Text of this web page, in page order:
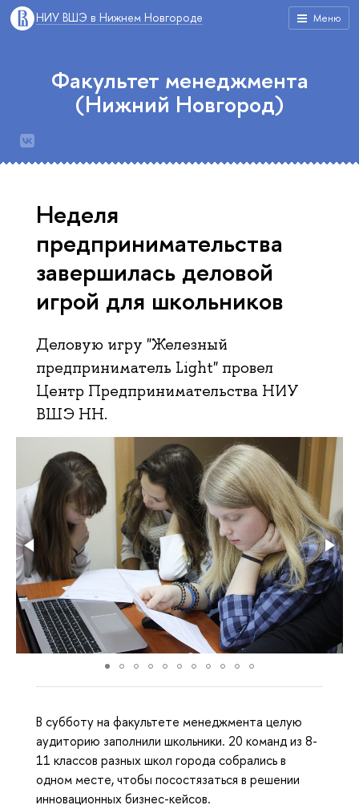
Меню
НИУ ВШЭ в Нижнем Новгороде
Факультет менеджмента
(Нижний Новгород)
Неделя
предпринимательства
завершилась деловой
игрой для школьников
Деловую игру "Железный
предприниматель Light" провел
Центр Предпринимательства НИУ
ВШЭ НН.
В субботу на факультете менеджмента целую
аудиторию заполнили школьники. 20 команд из 8-
11 классов разных школ города собрались в
одном месте, чтобы посостязаться в решении
инновационных бизнес-кейсов.